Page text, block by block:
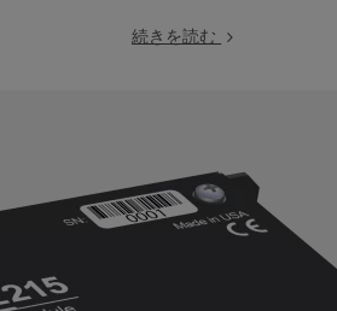
続きを読む